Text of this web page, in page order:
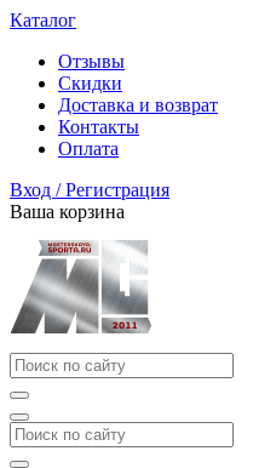
Каталог
Отзывы
Скидки
Доставка и возврат
Контакты
Оплата
Вход / Регистрация
Ваша корзина